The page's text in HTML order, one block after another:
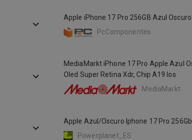
Apple iPhone 17 Pro 256GB Azul Oscuro
PcComponentes
MediaMarkt iPhone 17 Pro Apple Azul Oscuro, 256 Gb, 5G, 6.3"
Oled Super Retina Xdr, Chip A19 Ios
MediaMarkt
Apple Azul/Oscuro Iphone 17 Pro 256Gb
Powerplanet_ES